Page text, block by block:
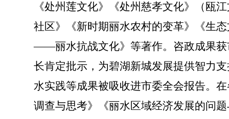
《处州莲文化》《处州慈孝文化》（
社区》《新时期丽水农村的变革》《生
——丽水抗战文化》等著作。咨政成果获
长肯定批示，为碧湖新城发展提供智力
水实践等成果被吸收进市委全会报告。
调查与思考》《丽水区域经济发展的问